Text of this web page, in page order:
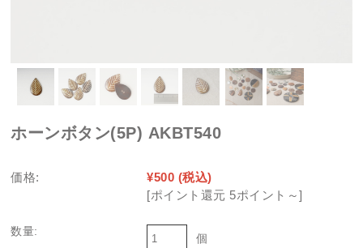
ホーンボタン(5P) AKBT540
価格: ¥500 (税込)
[ポイント還元 5ポイント～]
数量:
個